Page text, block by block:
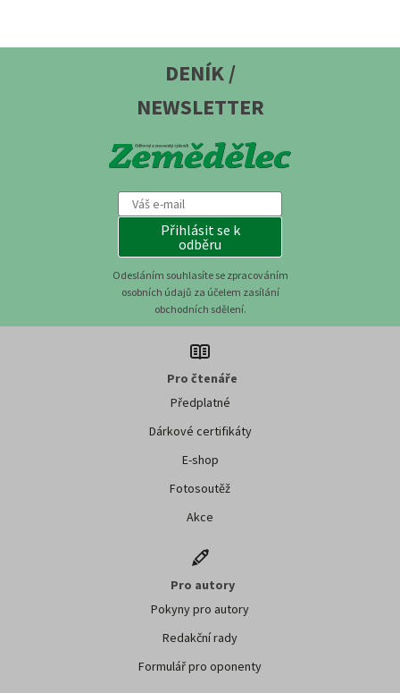
DENÍK /
NEWSLETTER
Přihlásit se k
odběru
Odesláním souhlasíte se zpracováním
osobních údajů za účelem zasílání
obchodních sdělení.
Pro čtenáře
Předplatné
Dárkové certifikáty
E-shop
Fotosoutěž
Akce
Pro autory
Pokyny pro autory
Redakční rady
Formulář pro oponenty